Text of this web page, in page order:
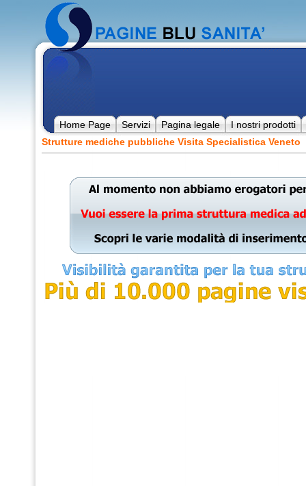
Home Page Servizi Pagina legale
I nostri prodotti
Strutture mediche pubbliche Visita Specialistica Veneto